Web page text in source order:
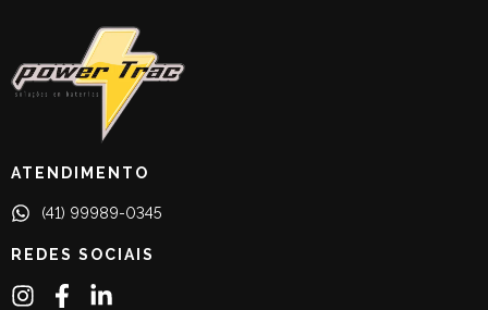
ATENDIMENTO
(41) 99989-0345
REDES SOCIAIS